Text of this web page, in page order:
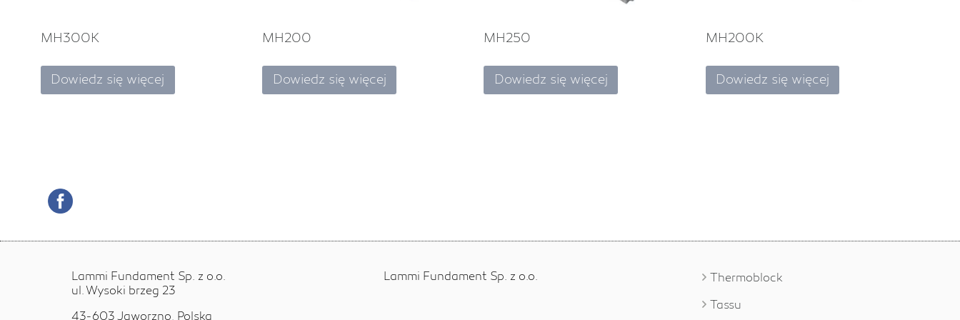
MH300K
Dowiedz się więcej
MH200
Dowiedz się więcej
MH250
Dowiedz się więcej
MH200K
Dowiedz się więcej
Lammi Fundament Sp. z o.o.
ul. Wysoki brzeg 23
43-603 Jaworzno, Polska
Lammi Fundament Sp. z o.o. Thermoblock
Tassu